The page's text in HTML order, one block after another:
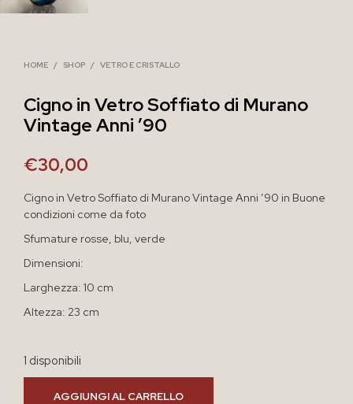
HOME / SHOP / VETRO E CRISTALLO
Cigno in Vetro Soffiato di Murano
Vintage Anni ’90
€30,00
Cigno in Vetro Soffiato di Murano Vintage Anni ’90 in Buone
condizioni come da foto
Sfumature rosse, blu, verde
Dimensioni:
Larghezza: 10 cm
Altezza: 23 cm
1 disponibili
AGGIUNGI AL CARRELLO